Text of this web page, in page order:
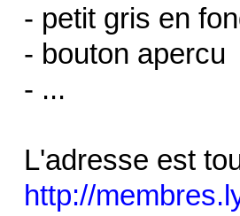
- petit gris en
- bouton apercu
- ...
L'adresse est
http://